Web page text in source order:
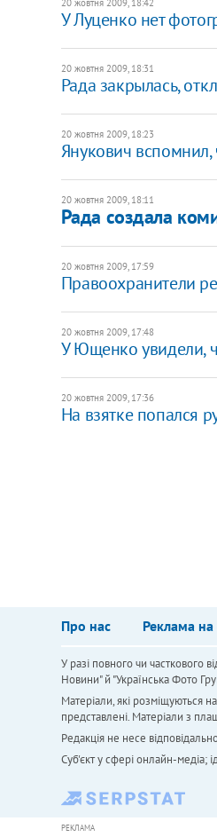
У Луценко нет
20 жовтня 2009, 18:31
Рада закрылась,
20 жовтня 2009, 18:23
Янукович
20 жовтня 2009, 18:11
Рада создала
20 жовтня 2009, 17:59
Правоохранители
20 жовтня 2009, 17:48
У Ющенко увидели,
20 жовтня 2009, 17:36
На взятке попался
Про нас Реклама на
У разі повного чи часткового
Новини" й "Українська Фото
Матеріали, які розміщуються
представлені. Матеріали з
Редакція не несе
Cуб'єкт у сфері онлайн-медіа;
РЕКЛАМА